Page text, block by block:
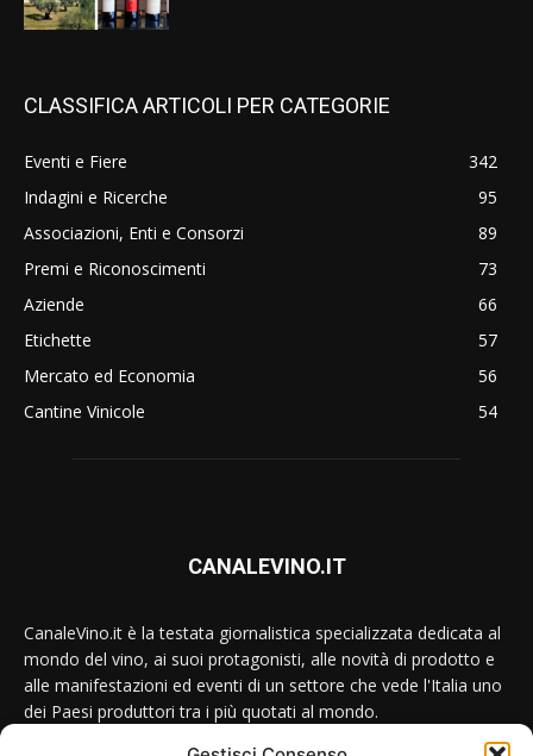
CLASSIFICA ARTICOLI PER CATEGORIE
Eventi e Fiere
342
Indagini e Ricerche
95
Associazioni, Enti e Consorzi
89
Premi e Riconoscimenti
73
Aziende
66
Etichette
57
Mercato ed Economia
56
Cantine Vinicole
54
CANALEVINO.IT
CanaleVino.it è la testata giornalistica specializzata dedicata al
mondo del vino, ai suoi protagonisti, alle novità di prodotto e
alle manifestazioni ed eventi di un settore che vede l'Italia uno
dei Paesi produttori tra i più quotati al mondo.